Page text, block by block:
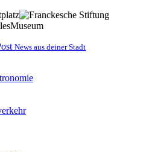
News aus deiner Stadt